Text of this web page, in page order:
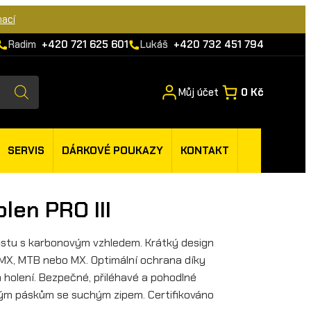
Radim +420 721 625 601 Lukáš +420 732 451 794
Můj účet 0 Kč
SERVIS DÁRKOVÉ POUKAZY KONTAKT
PRO III
s karbonovým vzhledem. Krátký design
MTB nebo MX. Optimální ochrana díky
Bezpečné, přiléhavé a pohodlné
páskům se suchým zipem. Certifikováno